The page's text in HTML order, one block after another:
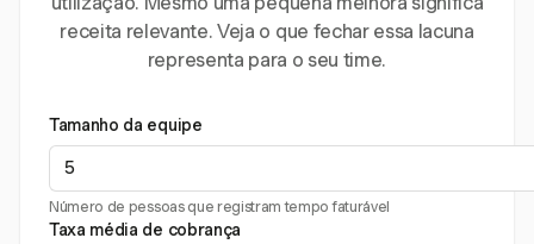
receita relevante. Veja o que fechar essa lacuna
representa para o seu time.
Tamanho da equipe
Número de pessoas que registram tempo faturável
Taxa média de cobrança